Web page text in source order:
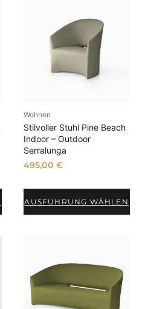
Wohnen
Stilvoller Stuhl Pine Beach
Indoor – Outdoor
Serralunga
495,00 €
AUSFÜHRUNG WÄHLEN